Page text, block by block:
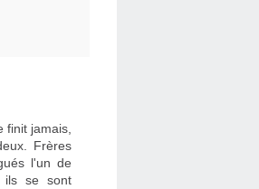
finit jamais,
Frères
l'un de
ils se sont